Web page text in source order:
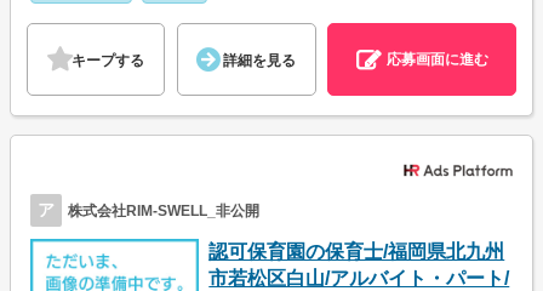
キープする 詳細を見る 応募画面に進む
ア 株式会社RIM-SWELL_非公開
認可保育園の保育士/福岡県北九州
市若松区白山/アルバイト・パート/